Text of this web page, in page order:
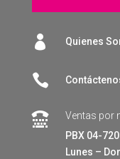
 Quienes


Ventas por
PBX 04-
Lunes –